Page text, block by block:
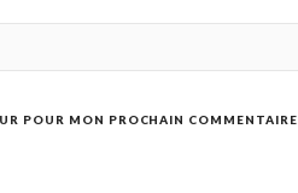
POUR MON PROCHAIN COMMENTAIRE.